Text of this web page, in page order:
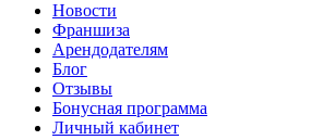
Новости
Франшиза
Арендодателям
Блог
Отзывы
Бонусная программа
Личный кабинет